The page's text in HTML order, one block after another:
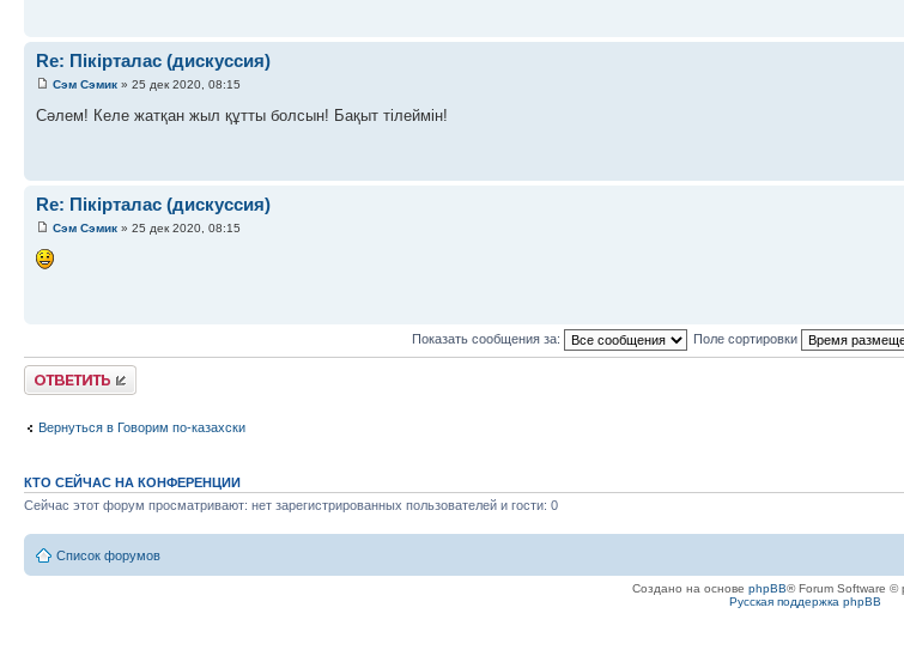
Re: Пікірталас (дискуссия)
Сэм Сэмик » 25 дек 2020, 08:15
Сәлем! Келе жатқан жыл құтты болсын! Бақыт тілеймін!
Re: Пікірталас (дискуссия)
Сэм Сэмик » 25 дек 2020, 08:15
Показать сообщения за: Поле сортировки
Ответить
Вернуться в Говорим по-казахски
КТО СЕЙЧАС НА КОНФЕРЕНЦИИ
Сейчас этот форум просматривают: нет зарегистрированных пользователей и гости: 0
Список форумов
Создано на основе phpBB® Forum Software ©
Русская поддержка phpBB